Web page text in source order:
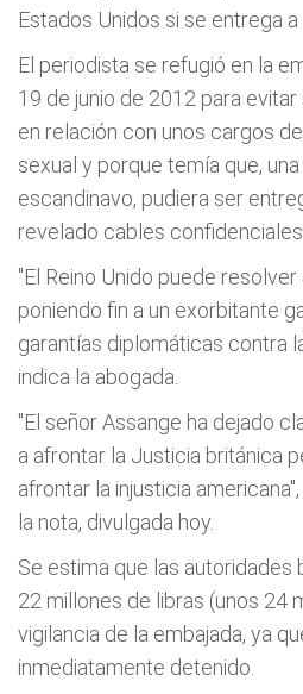
Estados Unidos si se entrega
El periodista se refugió en la
19 de junio de 2012 para
en relación con unos cargos
sexual y porque temía que,
escandinavo, pudiera ser
revelado cables
"El Reino Unido puede
poniendo fin a un exorbitante
garantías diplomáticas contra
indica la abogada.
"El señor Assange ha dejado
a afrontar la Justicia británica
afrontar la injusticia
la nota, divulgada hoy.
Se estima que las autoridades
22 millones de libras (unos 24
vigilancia de la embajada, ya
inmediatamente detenido.